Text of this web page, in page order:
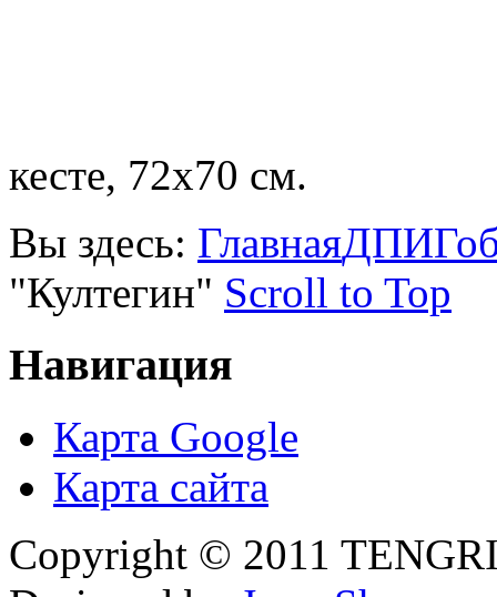
кесте, 72х70 см.
Вы здесь: ГлавнаяДПИ
"Култегин" Scroll to Top
Навигация
Карта Google
Карта сайта
Copyright © 2011